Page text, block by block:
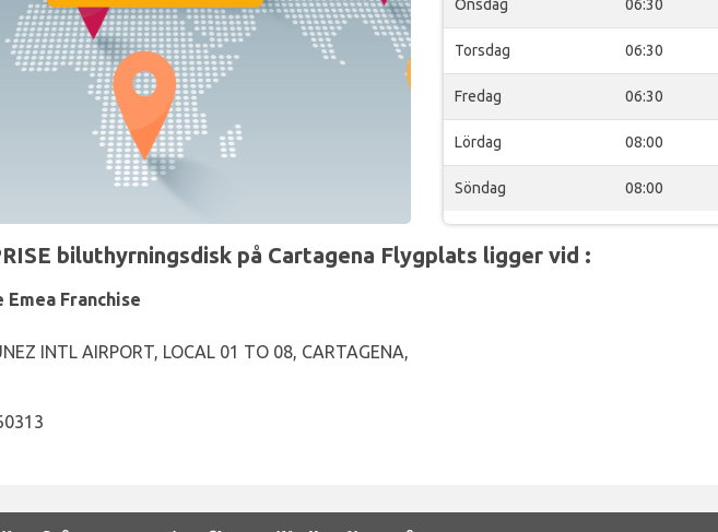
Onsdag 06:30
Torsdag 06:30
Fredag 06:30
Lördag 08:00
Söndag 08:00
biluthyrningsdisk på Cartagena Flygplats ligger vid :
Franchise
INTL AIRPORT, LOCAL 01 TO 08, CARTAGENA,